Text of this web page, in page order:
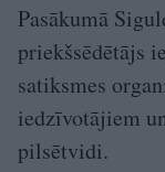
Pasākumā
priekšsēdētājs
satiksmes
iedzīvotājiem
pilsētvidi.